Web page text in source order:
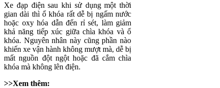
Xe đạp điện sau khi sử dụng một thời
gian dài thì ổ khóa rất dễ bị ngấm nước
hoặc oxy hóa dẫn đến rỉ sét, làm giảm
khả năng tiếp xúc giữa chìa khóa và ổ
khóa. Nguyên nhân này cũng phần nào
khiến xe vận hành không mượt mà, dễ bị
mất nguồn đột ngột hoặc đã cắm chìa
khóa mà không lên điện.
>>Xem thêm: